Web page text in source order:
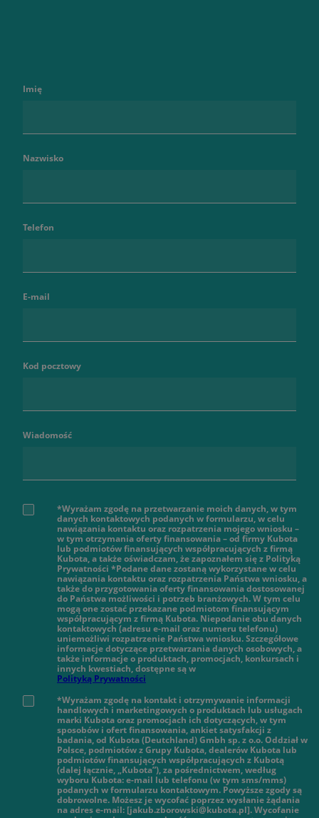
Imię
Nazwisko
Telefon
E-mail
Kod pocztowy
Wiadomość
*Wyrażam zgodę na przetwarzanie moich danych, w tym
danych kontaktowych podanych w formularzu, w celu
nawiązania kontaktu oraz rozpatrzenia mojego wniosku –
w tym otrzymania oferty finansowania – od firmy Kubota
lub podmiotów finansujących współpracujących z firmą
Kubota, a także oświadczam, że zapoznałem się z Polityką
Prywatności *Podane dane zostaną wykorzystane w celu
nawiązania kontaktu oraz rozpatrzenia Państwa wniosku, a
także do przygotowania oferty finansowania dostosowanej
do Państwa możliwości i potrzeb branżowych. W tym celu
mogą one zostać przekazane podmiotom finansującym
współpracującym z firmą Kubota. Niepodanie obu danych
kontaktowych (adresu e-mail oraz numeru telefonu)
uniemożliwi rozpatrzenie Państwa wniosku. Szczegółowe
informacje dotyczące przetwarzania danych osobowych, a
także informacje o produktach, promocjach, konkursach i
innych kwestiach, dostępne są w
Polityką Prywatności
*Wyrażam zgodę na kontakt i otrzymywanie informacji
handlowych i marketingowych o produktach lub usługach
marki Kubota oraz promocjach ich dotyczących, w tym
sposobów i ofert finansowania, ankiet satysfakcji z
badania, od Kubota (Deutchland) Gmbh sp. z o.o. Oddział w
Polsce, podmiotów z Grupy Kubota, dealerów Kubota lub
podmiotów finansujących współpracujących z Kubotą
(dalej łącznie, „Kubota”), za pośrednictwem, według
wyboru Kubota: e-mail lub telefonu (w tym sms/mms)
podanych w formularzu kontaktowym. Powyższe zgody są
dobrowolne. Możesz je wycofać poprzez wysłanie żądania
na adres e-mail: [jakub.zborowski@kubota.pl]. Wycofanie